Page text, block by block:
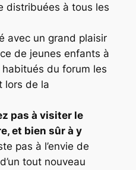
distribuées à tous les
avec un grand plaisir
de jeunes enfants à
du forum les
lors de la
pas à visiter le
et bien sûr à y
pas à l’envie de
tout nouveau